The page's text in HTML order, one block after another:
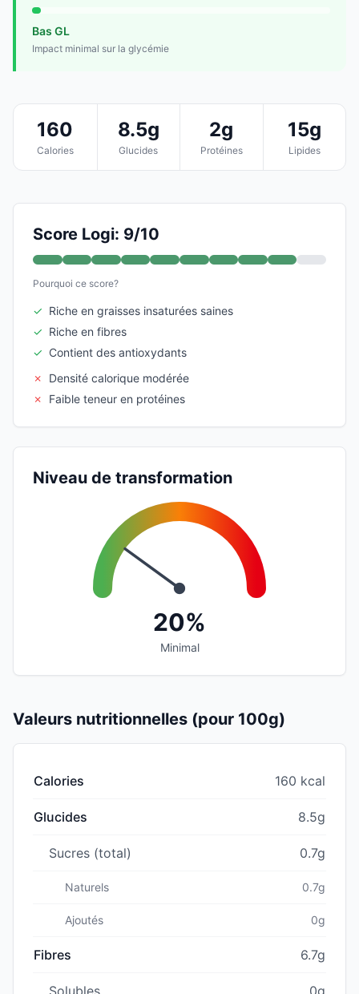
Bas GL
Impact minimal sur la glycémie
160
Calories
8.5g
Glucides
2g
Protéines
15g
Lipides
Score Logi: 9/10
Pourquoi ce score?
✓ Riche en graisses insaturées saines
✓ Riche en fibres
✓ Contient des antioxydants
✗
Densité calorique modérée
✗
Faible teneur en protéines
Niveau de transformation
20%
Minimal
Valeurs nutritionnelles (pour 100g)
Calories 160 kcal
Glucides 8.5g
Sucres (total) 0.7g
Naturels 0.7g
Ajoutés 0g
Fibres 6.7g
Solubles 0g